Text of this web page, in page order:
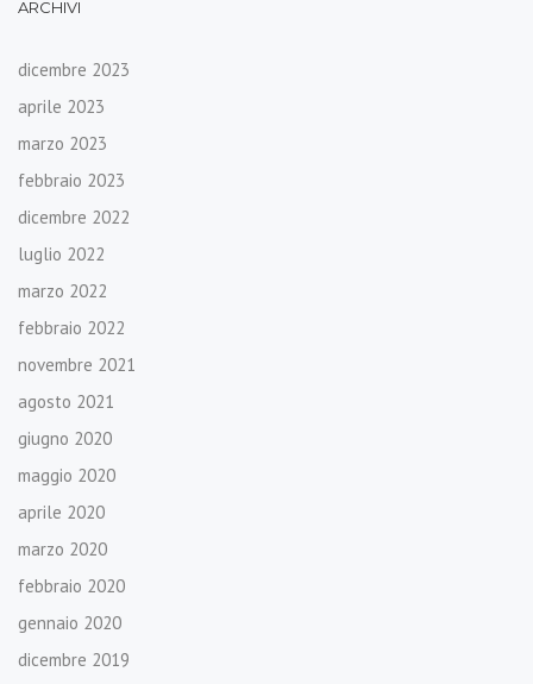
ARCHIVI
dicembre 2023
aprile 2023
marzo 2023
febbraio 2023
dicembre 2022
luglio 2022
marzo 2022
febbraio 2022
novembre 2021
agosto 2021
giugno 2020
maggio 2020
aprile 2020
marzo 2020
febbraio 2020
gennaio 2020
dicembre 2019